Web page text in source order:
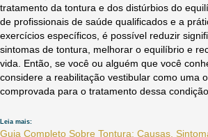
tratamento da tontura e dos distúrbios do
de profissionais de saúde qualificados e a
exercícios específicos, é possível reduzir
sintomas de tontura, melhorar o equilíbrio e
vida. Então, se você ou alguém que você
considere a reabilitação vestibular como uma
comprovada para o tratamento dessa
Leia mais:
Guia Completo Sobre Tontura: Causas,